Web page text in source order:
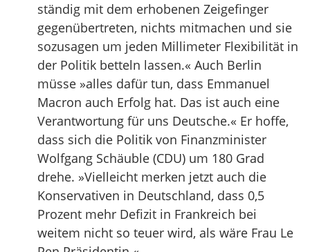
ständig mit dem erhobenen Zeigefinger
gegenübertreten, nichts mitmachen und sie
sozusagen um jeden Millimeter Flexibilität in
der Politik betteln lassen.« Auch Berlin
müsse »alles dafür tun, dass Emmanuel
Macron auch Erfolg hat. Das ist auch eine
Verantwortung für uns Deutsche.« Er hoffe,
dass sich die Politik von Finanzminister
Wolfgang Schäuble (CDU) um 180 Grad
drehe. »Vielleicht merken jetzt auch die
Konservativen in Deutschland, dass 0,5
Prozent mehr Defizit in Frankreich bei
weitem nicht so teuer wird, als wäre Frau Le